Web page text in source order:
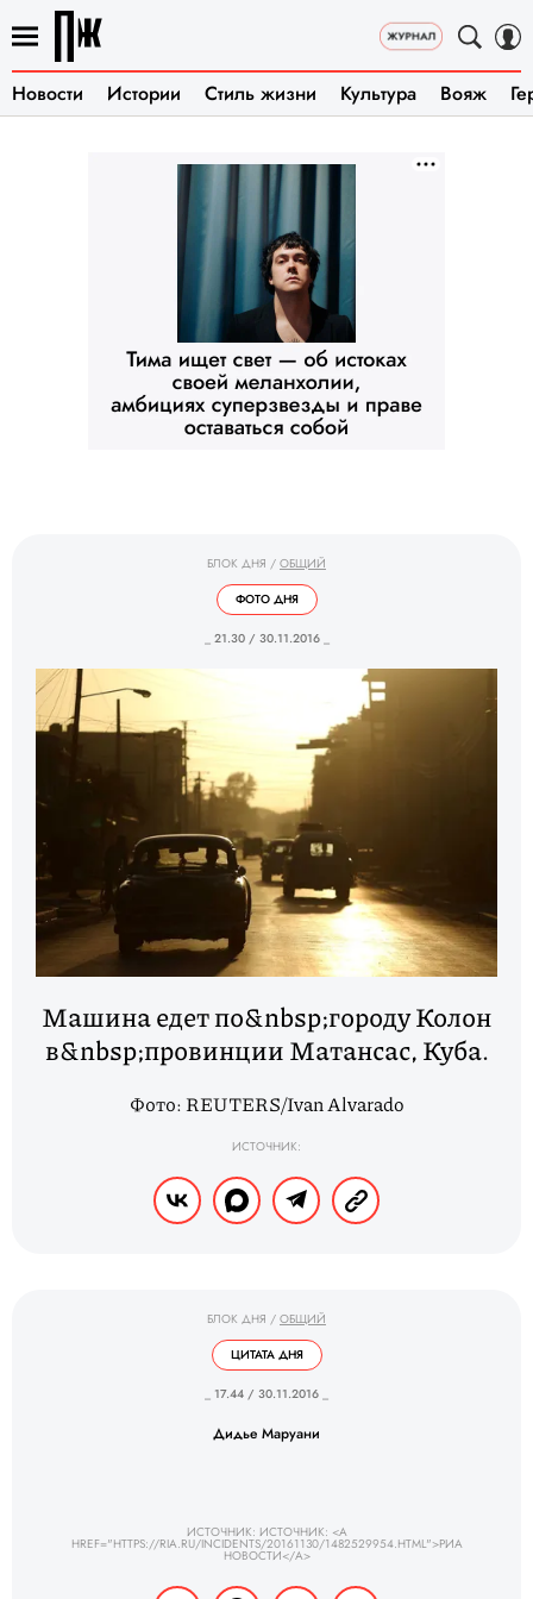
Новости Истории Стиль жизни Культура Вояж
БЛОК ДНЯ / ОБЩИЙ
ФОТО ДНЯ
_ 21.30 / 30.11.2016 _
Машина едет по&nbsp;городу Колон
в&nbsp;провинции Матансас, Куба.
Фото: REUTERS/Ivan Alvarado
ИСТОЧНИК:
БЛОК ДНЯ / ОБЩИЙ
ЦИТАТА ДНЯ
_ 17.44 / 30.11.2016 _
Дидье Маруани
ИСТОЧНИК: ИСТОЧНИК: <A
HREF="HTTPS://RIA.RU/INCIDENTS/20161130/1482529954.HTML">РИА
НОВОСТИ</A>